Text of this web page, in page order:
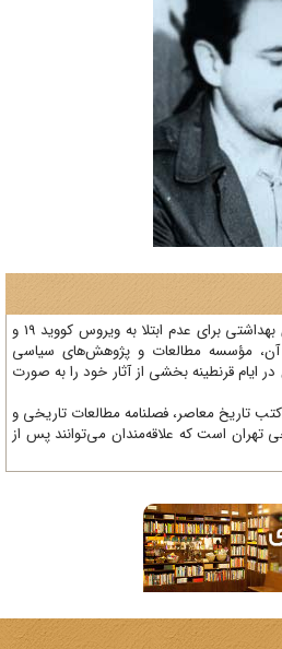
با توجه به نیاز به تداوم مراقبت‌های بهداشتی برای عدم ابتلا به ویروس کووید 19 و
مؤسسه مطالعات و پژوهش‌های سیاسی
قرنطینه بخشی از آثار خود را به صورت
تاریخ معاصر، فصلنامه‌ مطالعات تاریخی و
است که علاقه‌مندان می‌توانند پس از